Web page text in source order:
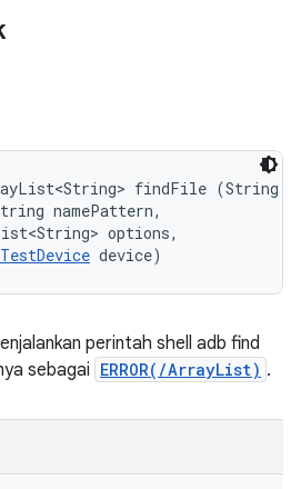
findFile (String
namePattern,
options,
device)
perintah shell adb find
sebagai ERROR(/ArrayList) .